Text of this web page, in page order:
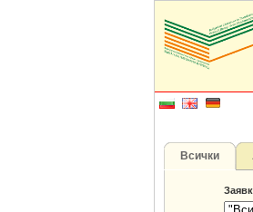
Всички